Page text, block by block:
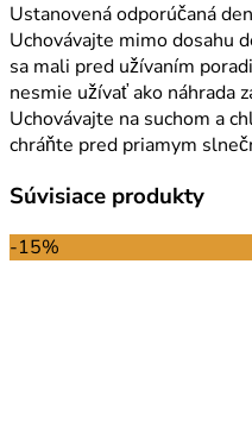
Ustanovená odporúčaná
Uchovávajte mimo dosahu
sa mali pred užívaním
nesmie užívať ako náhrada
Uchovávajte na suchom a
chráňte pred priamym
Súvisiace produkty
-15%